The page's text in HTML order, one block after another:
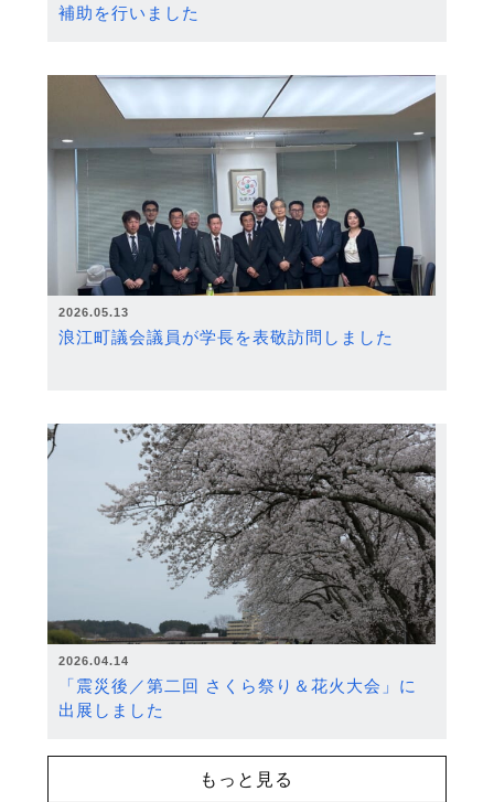
補助を行いました
2026.05.13
浪江町議会議員が学長を表敬訪問しました
2026.04.14
「震災後／第二回 さくら祭り＆花火大会」に
出展しました
もっと見る